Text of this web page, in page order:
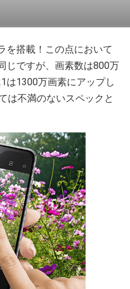
を搭載！この点において
じですが、画素数は800万
は1300万画素にアップし
は不満のないスペックと